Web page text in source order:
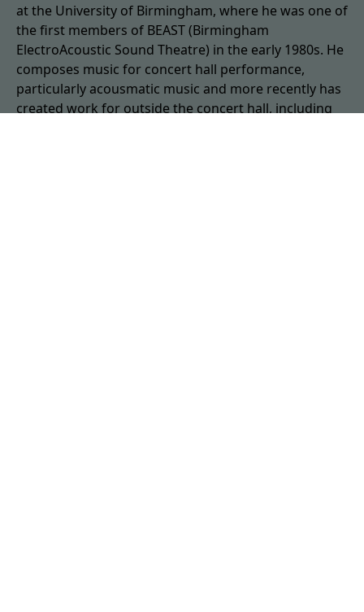
at the University of Birmingham, where he was one of
the first members of BEAST (Birmingham
ElectroAcoustic Sound Theatre) in the early 1980s. He
composes music for concert hall performance,
particularly acousmatic music and more recently has
created work for outside the concert hall, including